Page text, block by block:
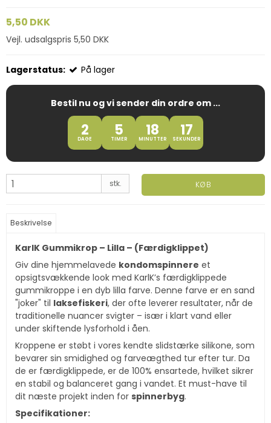
5,50 DKK
Vejl. udsalgspris 5,50 DKK
Lagerstatus: På lager
Bestil nu og vi sender din ordre om ...
2
DAGE 5
TIMER 18
MINUTTER 17
SEKUNDER
stk. KØB
Beskrivelse
KarlK Gummikrop – Lilla – (Færdigklippet)
Giv dine hjemmelavede kondomspinnere et
opsigtsvækkende look med KarlK’s færdigklippede
gummikroppe i en dyb lilla farve. Denne farve er en sand
"joker" til laksefiskeri, der ofte leverer resultater, når de
traditionelle nuancer svigter – især i klart vand eller
under skiftende lysforhold i åen.
Kroppene er støbt i vores kendte slidstærke silikone, som
bevarer sin smidighed og farveægthed tur efter tur. Da
de er færdigklippede, er de 100% ensartede, hvilket sikrer
en stabil og balanceret gang i vandet. Et must-have til
dit næste projekt inden for spinnerbyg.
Specifikationer: